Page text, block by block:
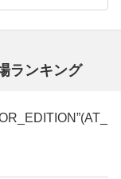
ランキング